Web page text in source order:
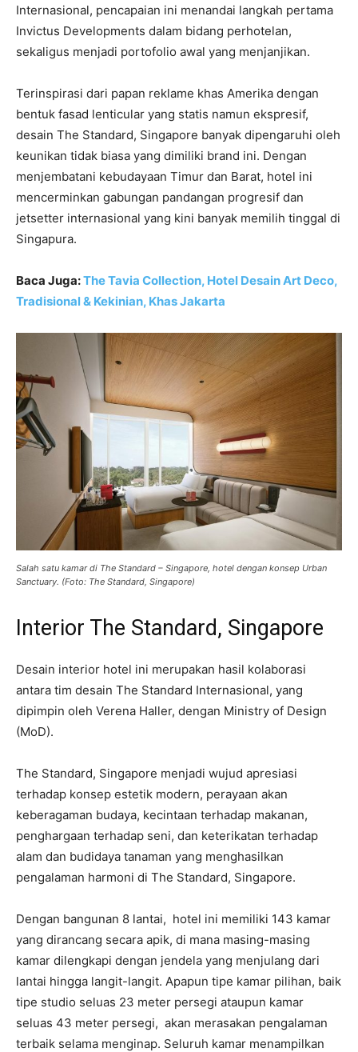
Internasional, pencapaian ini menandai langkah pertama
Invictus Developments dalam bidang perhotelan,
sekaligus menjadi portofolio awal yang menjanjikan.
Terinspirasi dari papan reklame khas Amerika dengan
bentuk fasad lenticular yang statis namun ekspresif,
desain The Standard, Singapore banyak dipengaruhi oleh
keunikan tidak biasa yang dimiliki brand ini. Dengan
menjembatani kebudayaan Timur dan Barat, hotel ini
mencerminkan gabungan pandangan progresif dan
jetsetter internasional yang kini banyak memilih tinggal di
Singapura.
Baca Juga:The Tavia Collection, Hotel Desain Art Deco,
Tradisional & Kekinian, Khas Jakarta
Salah satu kamar di The Standard – Singapore, hotel dengan konsep Urban
Sanctuary. (Foto: The Standard, Singapore)
Interior The Standard, Singapore
Desain interior hotel ini merupakan hasil kolaborasi
antara tim desain The Standard Internasional, yang
dipimpin oleh Verena Haller, dengan Ministry of Design
(MoD).
The Standard, Singapore menjadi wujud apresiasi
terhadap konsep estetik modern, perayaan akan
keberagaman budaya, kecintaan terhadap makanan,
penghargaan terhadap seni, dan keterikatan terhadap
alam dan budidaya tanaman yang menghasilkan
pengalaman harmoni di The Standard, Singapore.
Dengan bangunan 8 lantai, hotel ini memiliki 143 kamar
yang dirancang secara apik, di mana masing-masing
kamar dilengkapi dengan jendela yang menjulang dari
lantai hingga langit-langit. Apapun tipe kamar pilihan, baik
tipe studio seluas 23 meter persegi ataupun kamar
seluas 43 meter persegi, akan merasakan pengalaman
terbaik selama menginap. Seluruh kamar menampilkan